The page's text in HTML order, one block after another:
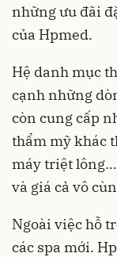
những ưu đãi
của Hpmed.
Hệ danh mục
cạnh những
còn cung cấp
thẩm mỹ khác
máy triệt lông…
và giá cả vô
Ngoài việc hỗ
các spa mới.